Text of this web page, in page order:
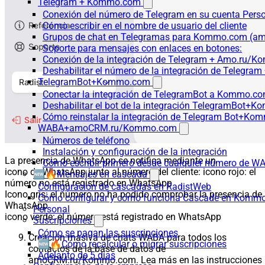
Conexión del número de Telegram en su cuenta
Cómo escribir en el nombre de usuario del cliente
Grupos de chat en Telegramas para Kommo.com
Soporte para mensajes con enlaces en botones:
Conexión de la integración de Telegram + Amo.ru/
Deshabilitar el número de la integración de
TelegramBot+Kommo.com
Conectar la integración de TelegramBot a
Deshabilitar el bot de la integración
Cómo reinstalar la integración de Telegram
WABA+amoCRM.ru/Kommo.com
Números de teléfono
Instalación y configuración de la integración
Cómo escribir primero desde cualquier número de
🆕🔥Mensajes en cascada
Configuración de cascadas en RadistWeb
Cómo configurar y cómo funciona Cascade en
Personal
Suscripciones
Cómo se pagan las suscripciones
🆕🔥Cómo recalcular o migrar suscripciones
Adelanto de 5 días
La presencia de WhatsApp se notifica mediante un
icono de WhatsApp junto al número del cliente: icono rojo: el
número no está registrado en WhatsApp
Icono gris: el número no ha podido comprobar la presencia de
WhatsApp
icono verde: el número está registrado en WhatsApp
Creación masiva de chats WABA para todos los
contactos de la base de datos de
amoCRM.ru/Kommo.com. Lea más en las instrucciones